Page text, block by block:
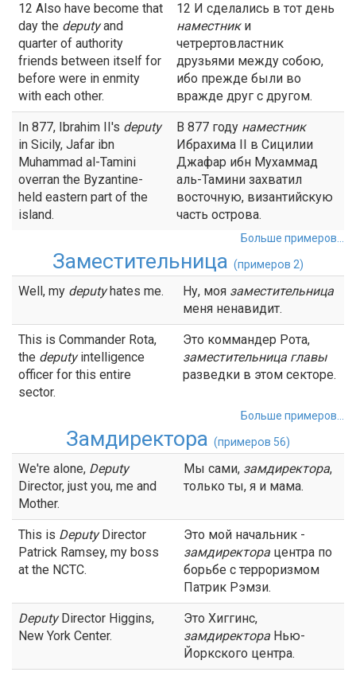
12 Also have become that
day the deputyand
quarter of authority
friends between itself for
before were in enmity
with each other.
12 И сделались в тот день
наместники
четрертовластник
друзьями между собою,
ибо прежде были во
вражде друг с другом.
In 877, Ibrahim II's deputy
in Sicily, Jafar ibn
Muhammad al-Tamini
overran the Byzantine-
held eastern part of the
island.
В 877 году наместник
Ибрахима II в Сицилии
Джафар ибн Мухаммад
аль-Тамини захватил
восточную, византийскую
часть острова.
Больше примеров...
Заместительница (примеров 2)
Well, my deputyhates me. Ну, моя заместительница
меня ненавидит.
This is Commander Rota,
the deputyintelligence
officer for this entire
sector.
Это коммандер Рота,
заместительница главы
разведки в этом секторе.
Больше примеров...
Замдиректора (примеров 56)
We're alone, Deputy
Director, just you, me and
Mother.
Мы сами, замдиректора,
только ты, я и мама.
This is DeputyDirector
Patrick Ramsey, my boss
at the NCTC.
Это мой начальник -
замдиректора центра по
борьбе с терроризмом
Патрик Рэмзи.
DeputyDirector Higgins,
New York Center.
Это Хиггинс,
замдиректора Нью-
Йоркского центра.